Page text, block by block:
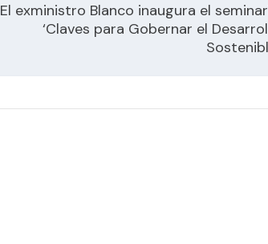
El exministro Blanco inaugura el
‘Claves para Gobernar el